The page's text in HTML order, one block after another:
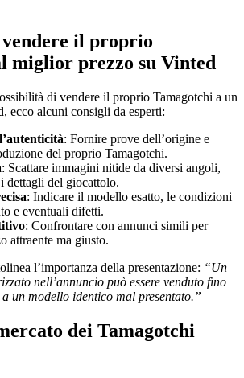
il proprio
miglior prezzo su Vinted
di vendere il proprio Tamagotchi a un
ecco alcuni consigli da esperti:
: Fornire prove dell’origine e
del proprio Tamagotchi.
: Scattare immagini nitide da diversi angoli,
dettagli del giocattolo.
: Indicare il modello esatto, le condizioni
e eventuali difetti.
: Confrontare con annunci simili per
attraente ma giusto.
l’importanza della presentazione: “Un
nell’annuncio può essere venduto fino
un modello identico mal presentato.”
dei Tamagotchi